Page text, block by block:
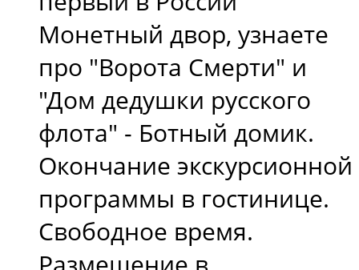
Монетный двор, узнаете
про "Ворота Смерти" и
"Дом дедушки русского
флота" - Ботный домик.
Окончание экскурсионной
программы в гостинице.
Свободное время.